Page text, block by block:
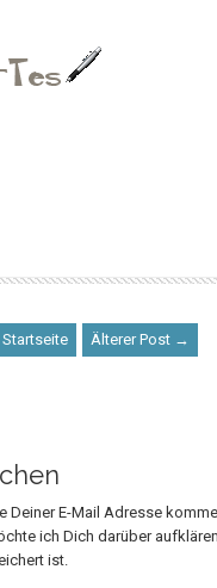
Startseite Älterer Post →
E-Mail Adresse
ich Dich darüber
ist.